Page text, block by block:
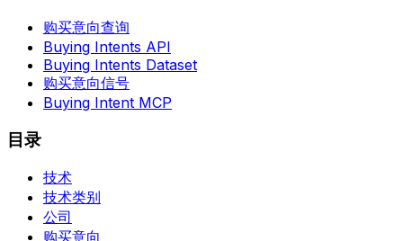
购买意向查询
Buying Intents API
Buying Intents Dataset
购买意向信号
Buying Intent MCP
目录
技术
技术类别
公司
购买意向